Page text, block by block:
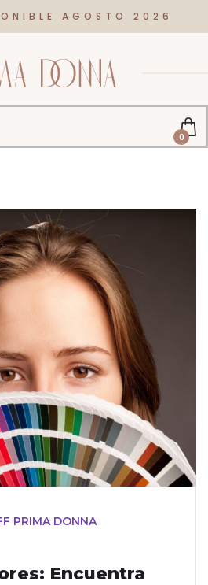
AGOSTO 2026
0
PRIMA DONNA
Encuentra